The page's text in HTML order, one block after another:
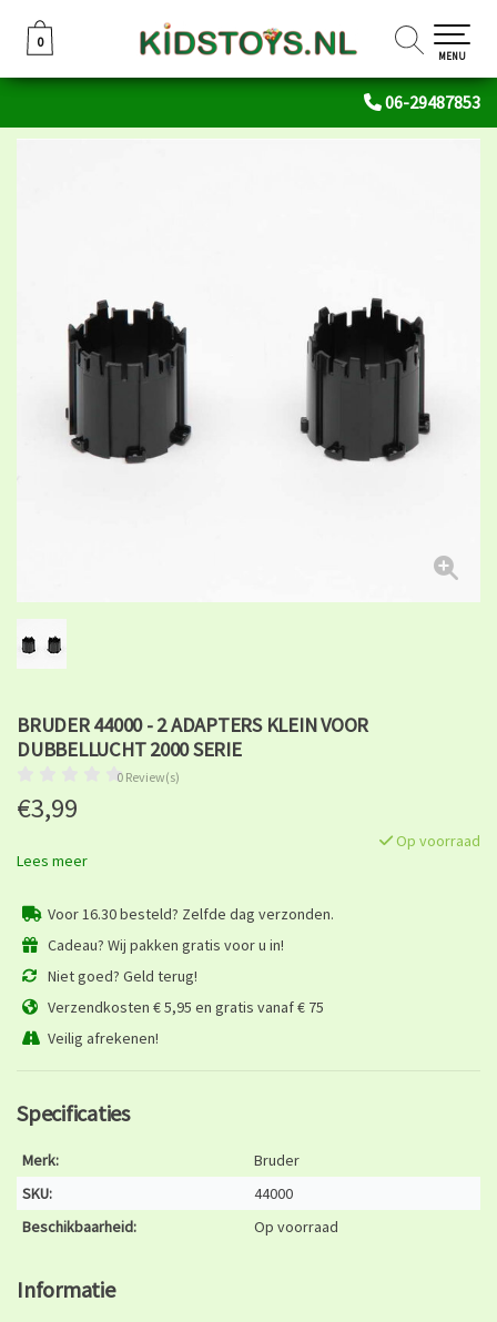
06-29487853
0
0
MENU
BRUDER 44000 - 2 ADAPTERS KLEIN VOOR
DUBBELLUCHT 2000 SERIE
0 Review(s)
€3,99
Op voorraad
Lees meer
Voor 16.30 besteld? Zelfde dag verzonden.
Cadeau? Wij pakken gratis voor u in!
Niet goed? Geld terug!
Verzendkosten € 5,95 en gratis vanaf € 75
Veilig afrekenen!
Specificaties
Merk:
Bruder
SKU:
44000
Beschikbaarheid:
Op voorraad
Informatie